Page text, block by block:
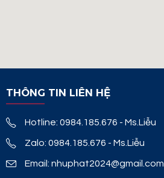
THÔNG TIN LIÊN HỆ
Hotline: 0984.185.676 - Ms.Liễu
Zalo: 0984.185.676 - Ms.Liễu
Email: nhuphat2024@gmail.com